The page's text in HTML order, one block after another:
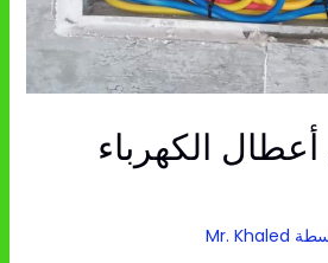
الكهرباء
Mr. Khaled